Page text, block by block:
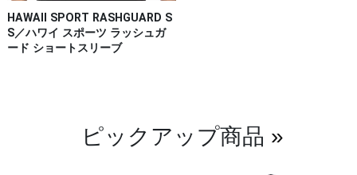
HAWAII SPORT RASHGUARD S
S／ハワイ スポーツ ラッシュガ
ード ショートスリーブ
ピックアップ商品 »